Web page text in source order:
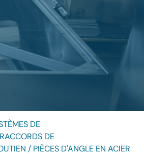
DE
RACCORDS DE
/ PIÈCES D'ANGLE EN ACIER